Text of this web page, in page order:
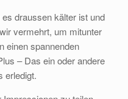
draussen kälter ist und
vermehrt, um mitunter
einen spannenden
– Das ein oder andere
erledigt.